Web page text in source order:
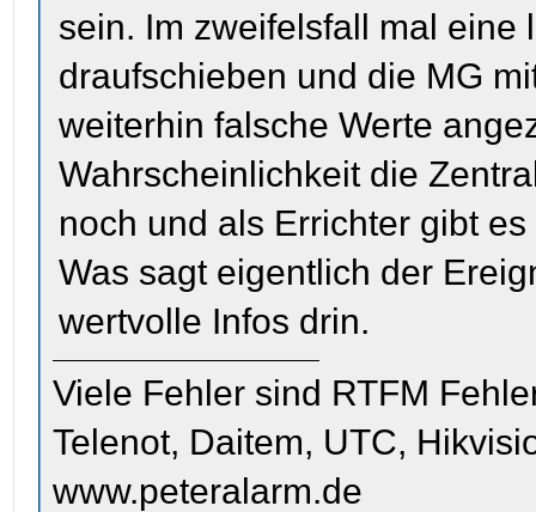
sein. Im zweifelsfall mal eine
draufschieben und die MG
weiterhin falsche Werte
Wahrscheinlichkeit die
noch und als Errichter gibt
Was sagt eigentlich der
wertvolle Infos drin.
Viele Fehler sind RTFM
Telenot, Daitem, UTC,
www.peteralarm.de